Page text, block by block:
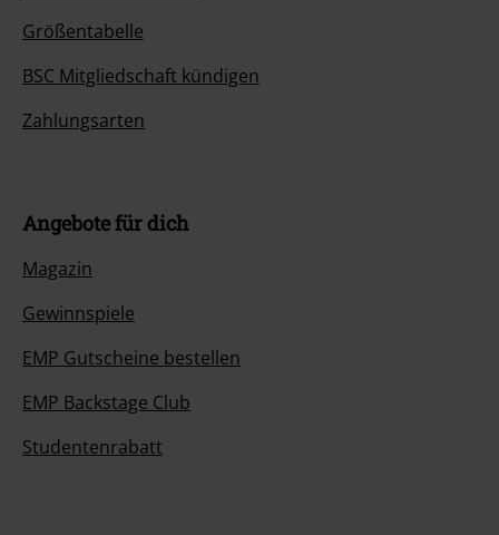
Größentabelle
BSC Mitgliedschaft kündigen
Zahlungsarten
Angebote für dich
Magazin
Gewinnspiele
EMP Gutscheine bestellen
EMP Backstage Club
Studentenrabatt